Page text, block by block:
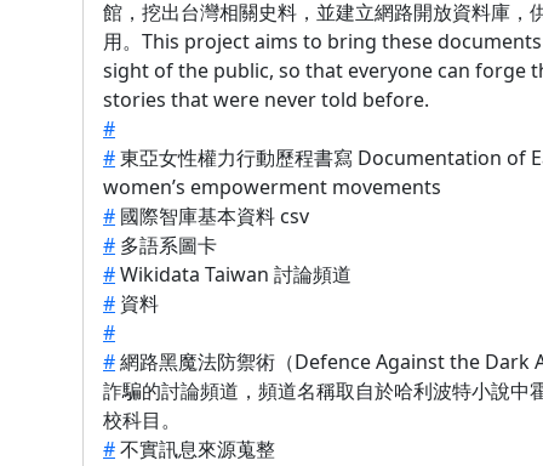
館，挖出台灣相關史料，並建立網路開放資料庫，
用。This project aims to bring these
sight of the public, so that everyone can forge
stories that were never told before.
#
#東亞女性權力行動歷程書寫 Documentation of
women’s empowerment movements
# 國際智庫基本資料 csv
# 多語系圖卡
#Wikidata Taiwan 討論頻道
# 資料
#
#網路黑魔法防禦術（Defence Against the Dark
詐騙的討論頻道，頻道名稱取自於哈利波特小說中
校科目。
#不實訊息來源蒐整